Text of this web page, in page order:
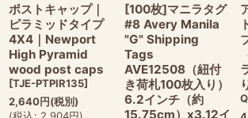
ポストキャップ｜
ピラミッドタイプ
4X4｜Newport
High Pyramid
wood post caps
[TJE-PTPIR135]
2,640円(税別)
(税込: 2,904円)
[100枚]マニラタグ
#8 Avery Manila
"G" Shipping
Tags
AVE12508（紐付
き荷札100枚入り）
6.2インチ（約
15.75cm）x3.12イ